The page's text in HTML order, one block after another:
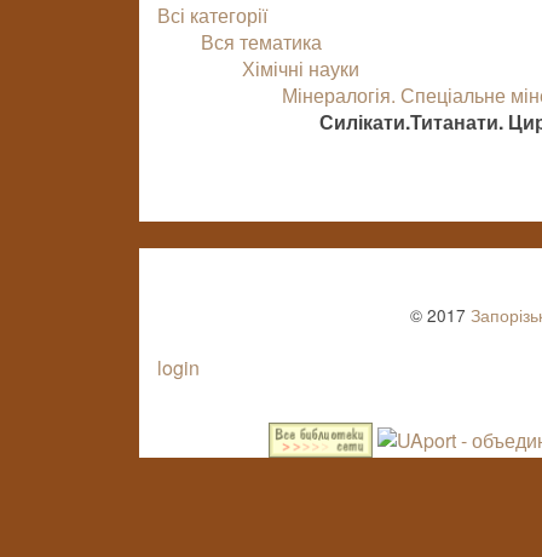
Всі категорії
Вся тематика
Хімічні науки
Мінералогія. Спеціальне
Силікати.Титанати.
© 2017
login